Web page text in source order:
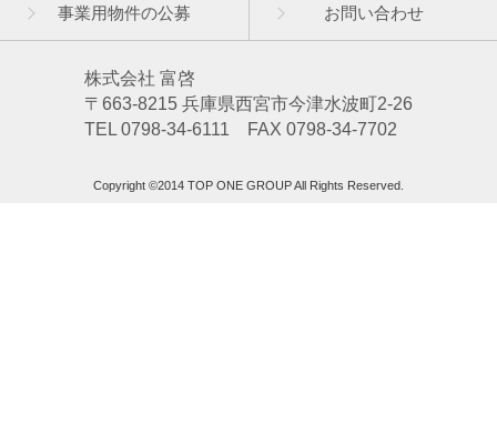
株式会社 富啓
〒663-8215 兵庫県西宮市今津水波町2-26
TEL 0798-34-6111 FAX 0798-34-7702
事業用物件の公募 お問い合わせ
Copyright ©2014 TOP ONE GROUP All Rights Reserved.